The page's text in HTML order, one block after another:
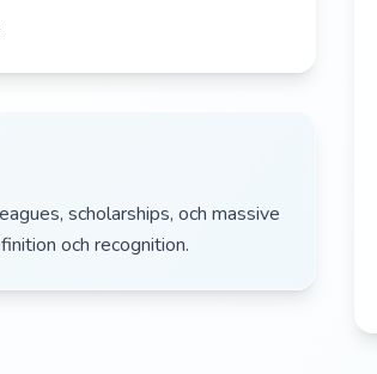
scholarships, och massive
och recognition.